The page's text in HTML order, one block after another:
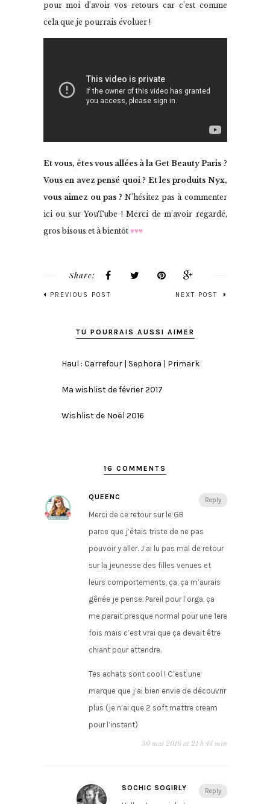
pour moi d’avoir vos retours car c’est comme
cela que je pourrais évoluer !
Et vous, êtes vous allées à la Get Beauty Paris ?
Vous en avez pensé quoi ? Et les produits Nyx,
vous aimez ou pas ? N’hésitez pas à commenter
ici ou sur YouTube ! Merci de m’avoir regardé,
gros bisous et à bientôt ♥♥♥
Share:
PREVIOUS POST NEXT POST
TU POURRAIS AUSSI AIMER
Haul : Carrefour | Sephora | Primark
Ma wishlist de février 2017
Wishlist de Noël 2016
16 COMMENTS
Reply
QUEENC
Merci de ce retour sur le GB
parce que j’étais triste de ne pas
pouvoir y aller. J’ai lu pas mal de retour
sur la jeunesse des filles venues et
leurs comportements, ça, ça m’aurais
gênée je pense. Pareil pour l’orga, ça
me parait presque normal pour une 1ere
fois mais c’est vrai que ça devait être
chiant pour attendre.
Tes achats sont cool ! C’est une
marque que j’ai bien envie de découvrir
plus (je n’ai que 2 soft mattre cream
pour l’instant)
30 mai 2016 at 21 h 44 min
Reply
SOCHIC SOGIRLY